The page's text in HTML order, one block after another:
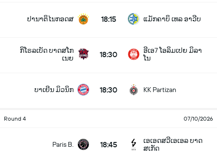
ປານາຕິໄນກອດສ 18:15 ແມັກຄາບິ ເທລ ອາວີບ
ກິໂຣລເບັດ ບາດສໂກ
ເນຍ
18:30
ອີເອ7 ໂອລິມເປຍ ມິລາ
ໂນ
ບາເຢິນ ມິວນິກ 18:30 KK Partizan
Round 4 07/10/2026
Paris B. 18:45
ເອເອດສວີເອເອລ ບາດ
ສເກັດ